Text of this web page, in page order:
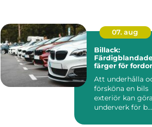
07. aug
Billack:
färger för
Att underhålla
försköna en bils
exteriör kan göra
underverk för b...